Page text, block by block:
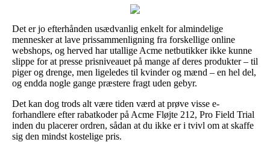
Det er jo efterhånden usædvanlig enkelt for almindelige
mennesker at lave prissammenligning fra forskellige online
webshops, og herved har utallige Acme netbutikker ikke kunne
slippe for at presse prisniveauet på mange af deres produkter – til
piger og drenge, men ligeledes til kvinder og mænd – en hel del,
og endda nogle gange præstere fragt uden gebyr.
Det kan dog trods alt være tiden værd at prøve visse e-
forhandlere efter rabatkoder på Acme Fløjte 212, Pro Field Trial
inden du placerer ordren, sådan at du ikke er i tvivl om at skaffe
sig den mindst kostelige pris.